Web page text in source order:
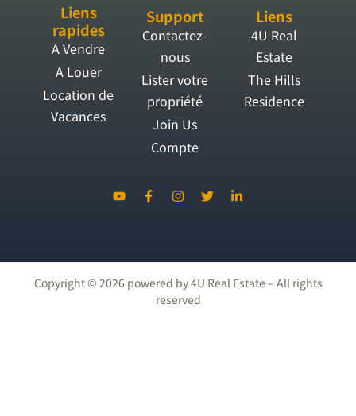
Liens
rapides
A Vendre
A Louer
Location de
Vacances
Support
Contactez-
nous
Lister votre
propriété
Join Us
Compte
Liens
4U Real
Estate
The Hills
Residence
Copyright © 2026 powered by 4U Real Estate – All rights
reserved